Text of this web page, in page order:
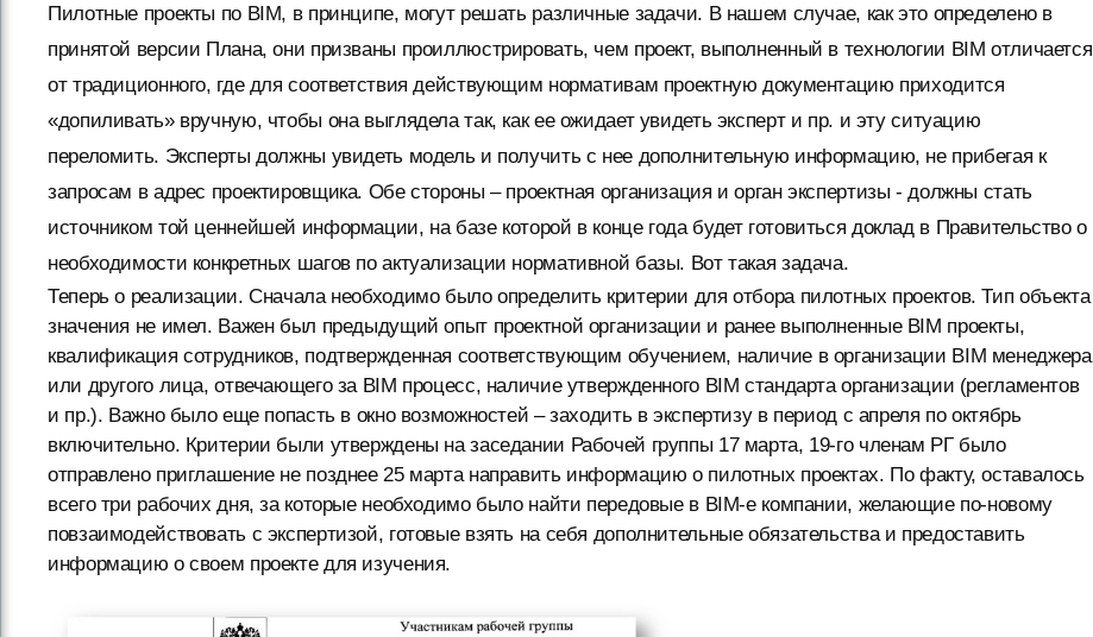
Пилотные проекты по BIM, в принципе, могут решать различные задачи. В нашем случае, как это определено в
принятой версии Плана, они призваны проиллюстрировать, чем проект, выполненный в технологии BIM отличается
от традиционного, где для соответствия действующим нормативам проектную документацию приходится
«допиливать» вручную, чтобы она выглядела так, как ее ожидает увидеть эксперт и пр. и эту ситуацию
переломить. Эксперты должны увидеть модель и получить с нее дополнительную информацию, не прибегая к
запросам в адрес проектировщика. Обе стороны – проектная организация и орган экспертизы - должны стать
источником той ценнейшей информации, на базе которой в конце года будет готовиться доклад в Правительство о
необходимости конкретных шагов по актуализации нормативной базы. Вот такая задача.
Теперь о реализации. Сначала необходимо было определить критерии для отбора пилотных проектов. Тип объекта
значения не имел. Важен был предыдущий опыт проектной организации и ранее выполненные BIM проекты,
квалификация сотрудников, подтвержденная соответствующим обучением, наличие в организации BIM менеджера
или другого лица, отвечающего за BIM процесс, наличие утвержденного BIM стандарта организации (регламентов
и пр.). Важно было еще попасть в окно возможностей – заходить в экспертизу в период с апреля по октябрь
включительно. Критерии были утверждены на заседании Рабочей группы 17 марта, 19-го членам РГ было
отправлено приглашение не позднее 25 марта направить информацию о пилотных проектах. По факту, оставалось
всего три рабочих дня, за которые необходимо было найти передовые в BIM-е компании, желающие по-новому
повзаимодействовать с экспертизой, готовые взять на себя дополнительные обязательства и предоставить
информацию о своем проекте для изучения.